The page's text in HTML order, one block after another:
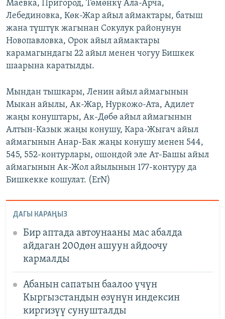
Маевка, Пригород, Төмөнкү Ала-Арча,
Лебединовка, Көк-Жар айыл аймактары, батыш
жана түштүк жагынан Сокулук районунун
Новопавловка, Орок айыл аймактары
карамагындагы 22 айыл менен чогуу Бишкек
шаарына каратылды.
Мындан тышкары, Ленин айыл аймагынын
Мыкан айылы, Ак-Жар, Нуркожо-Ата, Адилет
жаңы конуштары, Ак-Дөбө айыл аймагынын
Алтын-Казык жаңы конушу, Кара-Жыгач айыл
аймагынын Анар-Бак жаңы конушу менен 544,
545, 552-контурлары, ошондой эле Ат-Башы айыл
аймагынын Ак-Жол айылынын 177-контуру да
Бишкекке кошулат. (ErN)
ДАГЫ КАРАҢЫЗ
Бир аптада автоунааны мас абалда
айдаган 200дөн ашуун айдоочу
кармалды
Абанын сапатын баалоо үчүн
Кыргызстандын өзүнүн индексин
киргизүү сунушталды